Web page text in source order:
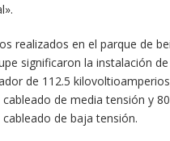
realizados en el parque de
significaron la instalación
de 112.5
de media tensión y
de baja tensión.